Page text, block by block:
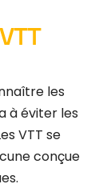
les
à éviter les
VTT se
conçue